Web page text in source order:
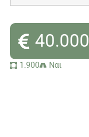
40.000
1.900 Ναι